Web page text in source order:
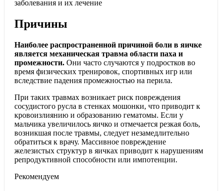
заболевания и их лечение
Причины
Наиболее распространенной причиной боли в яичке
является механическая травма области паха и
промежности. Они часто случаются у подростков во
время физических тренировок, спортивных игр или
вследствие падения промежностью на перила.
При таких травмах возникает риск повреждения
сосудистого русла в стенках мошонки, что приводит к
кровоизлиянию и образованию гематомы. Если у
мальчика увеличилось яичко и отмечается резкая боль,
возникшая после травмы, следует незамедлительно
обратиться к врачу. Массивное повреждение
железистых структур в яичках приводит к нарушениям
репродуктивной способности или импотенции.
Рекомендуем